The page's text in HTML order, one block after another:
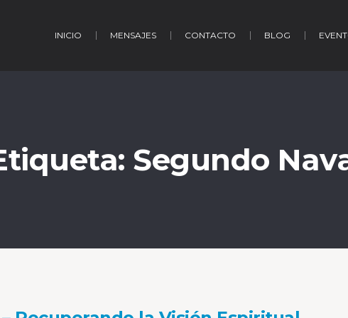
INICIO MENSAJES CONTACTO BLOG
Segundo